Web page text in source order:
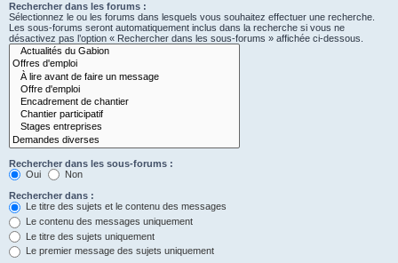
Rechercher dans les forums :
Sélectionnez le ou les forums dans lesquels vous souhaitez effectuer une recherche.
Les sous-forums seront automatiquement inclus dans la recherche si vous ne
désactivez pas l’option « Rechercher dans les sous-forums » affichée ci-dessous.
Rechercher dans les sous-forums :
Oui
Non
Rechercher dans :
Le titre des sujets et le contenu des messages
Le contenu des messages uniquement
Le titre des sujets uniquement
Le premier message des sujets uniquement